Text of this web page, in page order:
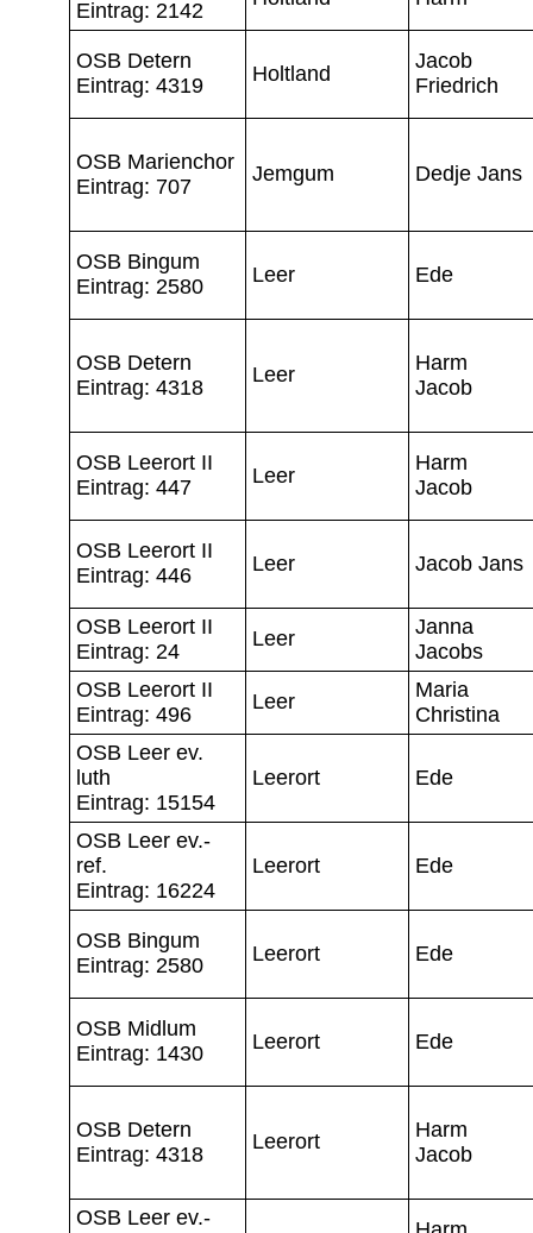
Eintrag: 2142
OSB Detern
Eintrag: 4319
Holtland
Jacob
Friedrich
OSB Marienchor
Eintrag: 707
Jemgum Dedje Jans
OSB Bingum
Eintrag: 2580
Leer Ede
OSB Detern
Eintrag: 4318
Leer
Harm
Jacob
OSB Leerort II
Eintrag: 447
Leer
Harm
Jacob
OSB Leerort II
Eintrag: 446
Leer Jacob Jans
OSB Leerort II
Eintrag: 24
Leer
Janna
Jacobs
OSB Leerort II
Eintrag: 496
Leer
Maria
Christina
OSB Leer ev.
luth
Eintrag: 15154
Leerort Ede
OSB Leer ev.-
ref.
Eintrag: 16224
Leerort Ede
OSB Bingum
Eintrag: 2580
Leerort Ede
OSB Midlum
Eintrag: 1430
Leerort Ede
OSB Detern
Eintrag: 4318
Leerort
Harm
Jacob
OSB Leer ev.-